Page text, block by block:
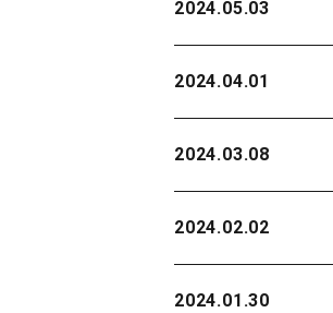
2024.05.03
2024.04.01
2024.03.08
2024.02.02
2024.01.30